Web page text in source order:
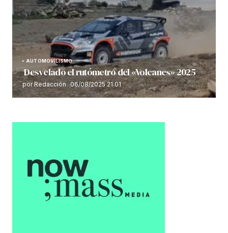
AUTOMOVILISMO
Desvelado el rutómetro del «Volcanes» 2025
por Redacción 06/08/2025 21:01